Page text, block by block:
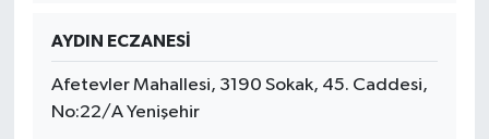
AYDIN ECZANESİ
Afetevler Mahallesi, 3190 Sokak, 45. Caddesi,
No:22/A Yenişehir